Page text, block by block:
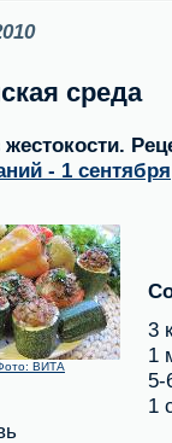
среда
жестокости.
- 1 сентября
ВИТА
3
1
5-
1